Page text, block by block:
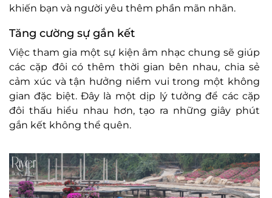
khiến bạn và người yêu thêm phần mãn nhãn.
Tăng cường sự gắn kết
Việc tham gia một sự kiện âm nhạc chung sẽ giúp
các cặp đôi có thêm thời gian bên nhau, chia sẻ
cảm xúc và tận hưởng niềm vui trong một không
gian đặc biệt. Đây là một dịp lý tưởng để các cặp
đôi thấu hiểu nhau hơn, tạo ra những giây phút
gắn kết không thể quên.